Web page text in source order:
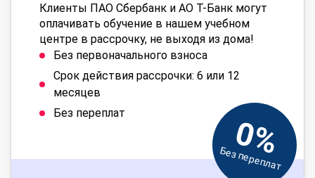
Клиенты ПАО Сбербанк и АО Т-Банк могут
оплачивать обучение в нашем учебном
центре в рассрочку, не выходя из дома!
Без первоначального взноса
Срок действия рассрочки: 6 или 12
месяцев
Без переплат
0%
Без переплат